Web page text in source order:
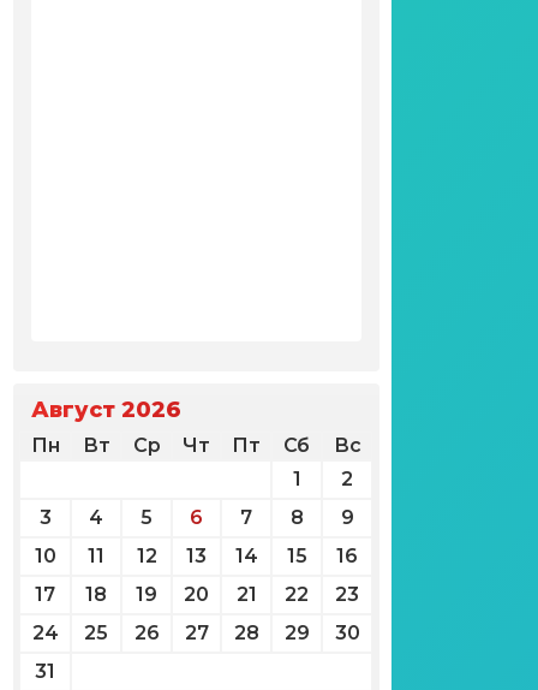
Август 2026
Пн Вт Ср Чт Пт Сб
Вс
1
2
3
4 5 6 7 8
9
10
11 12 13 14 15
16
17
18 19 20 21 22
23
24
25 26 27 28 29
30
31